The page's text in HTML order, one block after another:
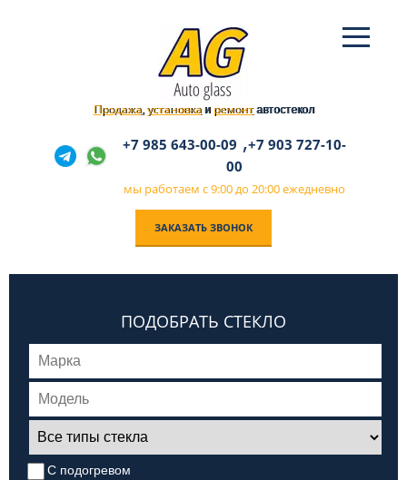
Продажа,установкаи ремонтавтостекол
+7 985 643-00-09 ,+7 903 727-10-
00
мы работаем с 9:00 до 20:00 ежедневно
ЗАКАЗАТЬ ЗВОНОК
ПОДОБРАТЬ СТЕКЛО
С подогревом